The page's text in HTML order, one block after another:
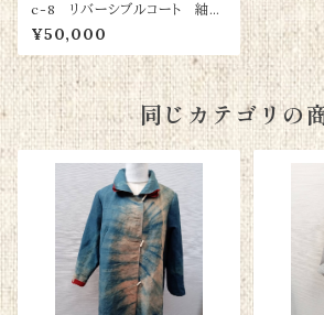
c-8 リバーシブルコート 紬と
男長襦袢 絹100％
¥50,000
同じカテゴリの